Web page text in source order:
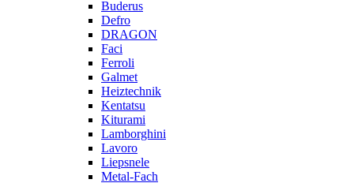
Buderus
Defro
DRAGON
Faci
Ferroli
Galmet
Heiztechnik
Kentatsu
Kiturami
Lamborghini
Lavoro
Liepsnele
Metal-Fach